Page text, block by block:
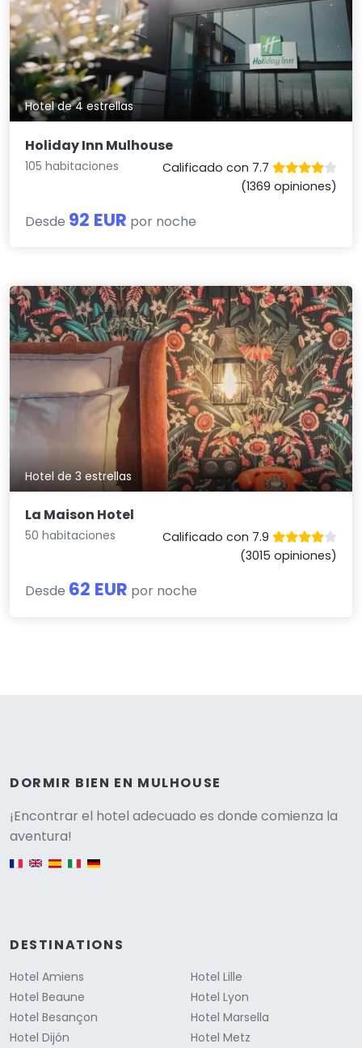
Hotel de 4 estrellas
Holiday Inn Mulhouse
105 habitaciones
Calificado con 7.7
(1369 opiniones)
Desde 92 EUR por noche
Hotel de 3 estrellas
La Maison Hotel
50 habitaciones
Calificado con 7.9
(3015 opiniones)
Desde 62 EUR por noche
DORMIR BIEN EN MULHOUSE
¡Encontrar el hotel adecuado es donde comienza la
aventura!
DESTINATIONS
Hotel Amiens
Hotel Beaune
Hotel Besançon
Hotel Dijón
Hotel Lille
Hotel Lyon
Hotel Marsella
Hotel Metz